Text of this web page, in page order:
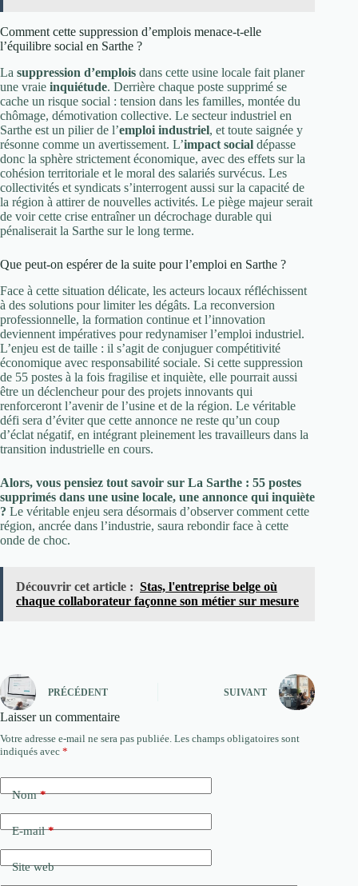
Comment cette suppression d’emplois menace-t-elle
l’équilibre social en Sarthe ?
La suppression d’emplois dans cette usine locale fait planer
une vraie inquiétude. Derrière chaque poste supprimé se
cache un risque social : tension dans les familles, montée du
chômage, démotivation collective. Le secteur industriel en
Sarthe est un pilier de l’emploi industriel, et toute saignée y
résonne comme un avertissement. L’impact social dépasse
donc la sphère strictement économique, avec des effets sur la
cohésion territoriale et le moral des salariés survécus. Les
collectivités et syndicats s’interrogent aussi sur la capacité de
la région à attirer de nouvelles activités. Le piège majeur serait
de voir cette crise entraîner un décrochage durable qui
pénaliserait la Sarthe sur le long terme.
Que peut-on espérer de la suite pour l’emploi en Sarthe ?
Face à cette situation délicate, les acteurs locaux réfléchissent
à des solutions pour limiter les dégâts. La reconversion
professionnelle, la formation continue et l’innovation
deviennent impératives pour redynamiser l’emploi industriel.
L’enjeu est de taille : il s’agit de conjuguer compétitivité
économique avec responsabilité sociale. Si cette suppression
de 55 postes à la fois fragilise et inquiète, elle pourrait aussi
être un déclencheur pour des projets innovants qui
renforceront l’avenir de l’usine et de la région. Le véritable
défi sera d’éviter que cette annonce ne reste qu’un coup
d’éclat négatif, en intégrant pleinement les travailleurs dans la
transition industrielle en cours.
Alors, vous pensiez tout savoir sur La Sarthe : 55 postes
supprimés dans une usine locale, une annonce qui inquiète
? Le véritable enjeu sera désormais d’observer comment cette
région, ancrée dans l’industrie, saura rebondir face à cette
onde de choc.
Découvrir cet article : Stas, l'entreprise belge où
chaque collaborateur façonne son métier sur mesure
PRÉCÉDENT SUIVANT
Laisser un commentaire
Votre adresse e-mail ne sera pas publiée. Les champs obligatoires sont
indiqués avec *
Nom*
E-mail*
Site web